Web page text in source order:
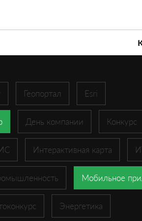
Геопортал Esri
День компании Конкурс
Интерактивная карта
Мобильное
Энергетика